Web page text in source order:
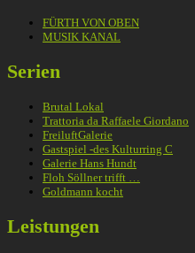
FÜRTH VON OBEN
MUSIK KANAL
Serien
Brutal Lokal
Trattoria da Raffaele Giordano
FreiluftGalerie
Gastspiel -des Kulturring C
Galerie Hans Hundt
Floh Söllner trifft …
Goldmann kocht
Leistungen